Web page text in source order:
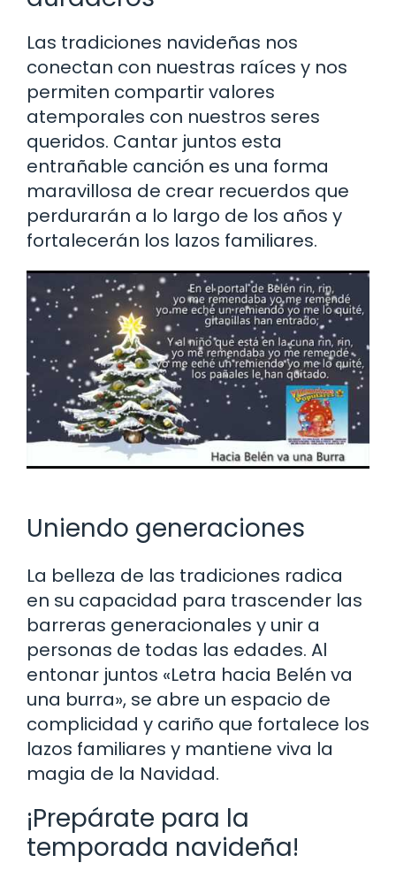
Las tradiciones navideñas nos
conectan con nuestras raíces y nos
permiten compartir valores
atemporales con nuestros seres
queridos. Cantar juntos esta
entrañable canción es una forma
maravillosa de crear recuerdos que
perdurarán a lo largo de los años y
fortalecerán los lazos familiares.
Uniendo generaciones
La belleza de las tradiciones radica
en su capacidad para trascender las
barreras generacionales y unir a
personas de todas las edades. Al
entonar juntos «Letra hacia Belén va
una burra», se abre un espacio de
complicidad y cariño que fortalece los
lazos familiares y mantiene viva la
magia de la Navidad.
¡Prepárate para la
temporada navideña!